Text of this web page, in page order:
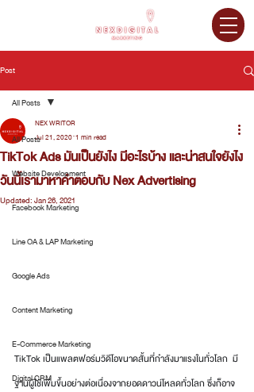
Post
All Posts
Website Development
Facebook Marketing
Line OA & LAP Marketing
Google Ads
Content Marketing
E-Commerce Marketing
Digital CRM
All Posts
TikTok Ads มันเป็นยังไง มีอะไรบ้าง และน่าสนใจยังไง
วันนี้เรามาหาคำตอบกับ Nex Advertising
NEX WRITOR
Jul 21, 2020 1 min read
Updated:Jan 26, 2021
TikTok เป็นแพลตฟอร์มวิดีโอขนาดสั้นที่กำลังมาแรงในทั่วโลก  มี
ฐานผู้ใช้เพิ่มขึ้นอย่างต่อเนื่องจากยอดดาวน์โหลดทั่วโลก ซึ่งก็อาจ